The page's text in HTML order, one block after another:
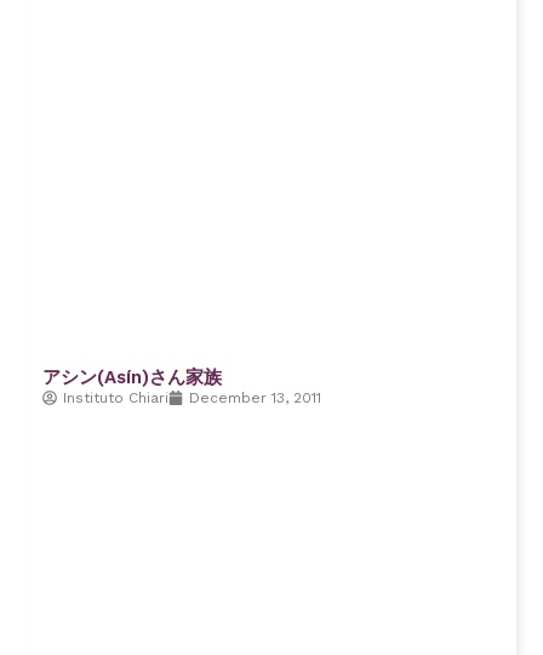
アシン(Asín)さん家族
Instituto Chiari December 13, 2011